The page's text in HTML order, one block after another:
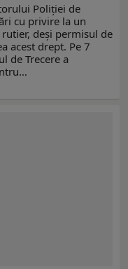
Poliţiei de
cu privire la un
deşi permisul de
acest drept. Pe 7
de Trecere a